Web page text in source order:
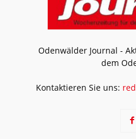
Odenwälder Journal -
dem
Kontaktieren Sie uns: